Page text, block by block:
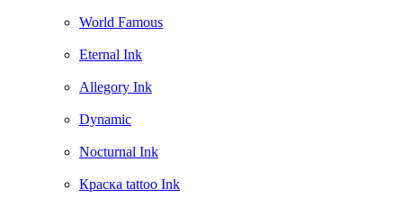
World Famous
Eternal Ink
Allegory Ink
Dynamic
Nocturnal Ink
Краска tattoo Ink